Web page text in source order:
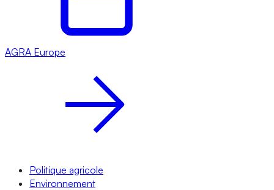
AGRA Europe
Politique agricole
Environnement